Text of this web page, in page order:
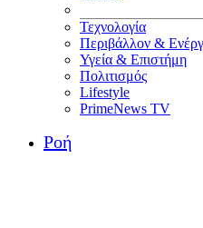
Τεχνολογία
Περιβάλλον &
Υγεία & Επιστήμη
Πολιτισμός
Lifestyle
PrimeNews TV
Ροή